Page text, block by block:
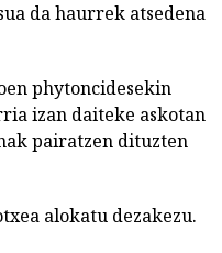
da haurrek atsedena
phytoncidesekin
izan daiteke askotan
pairatzen dituzten
alokatu dezakezu.